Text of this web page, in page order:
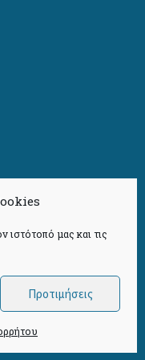
ιστότοπό μας και τις
Προτιμήσεις